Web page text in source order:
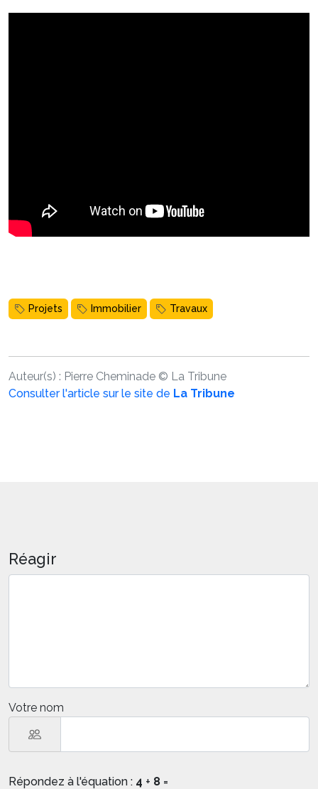
Projets Immobilier Travaux
Auteur(s) : Pierre Cheminade © La Tribune
Consulter l'article sur le site de La Tribune
Réagir
Votre nom
Répondez à l'équation : 4 + 8 =